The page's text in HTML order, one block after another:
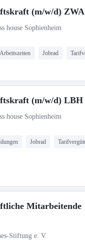
(m/w/d) ZWA
house Sophienheim
Jobrad
(m/w/d) LBH
house Sophienheim
Jobrad
Mitarbeitende
Stiftung e. V.